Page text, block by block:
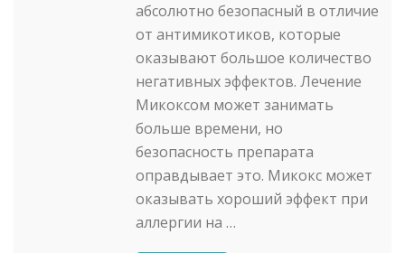
абсолютно безопасный в отличие
от антимикотиков, которые
оказывают большое количество
негативных эффектов. Лечение
Микоксом может занимать
больше времени, но
безопасность препарата
оправдывает это. Микокс может
оказывать хороший эффект при
аллергии на …